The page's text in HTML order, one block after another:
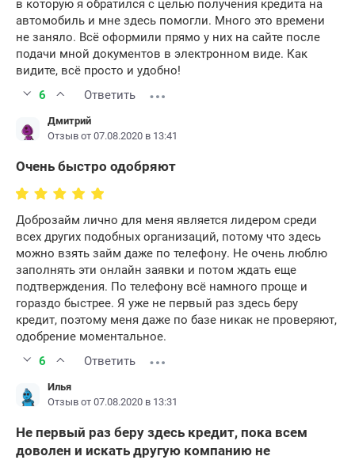
в которую я обратился с целью получения кредита на
автомобиль и мне здесь помогли. Много это времени
не заняло. Всё оформили прямо у них на сайте после
подачи мной документов в электронном виде. Как
видите, всё просто и удобно!
6
Ответить
Дмитрий
Отзыв от 07.08.2020 в 13:41
Очень быстро одобряют
Доброзайм лично для меня является лидером среди
всех других подобных организаций, потому что здесь
можно взять займ даже по телефону. Не очень люблю
заполнять эти онлайн заявки и потом ждать еще
подтверждения. По телефону всё намного проще и
гораздо быстрее. Я уже не первый раз здесь беру
кредит, поэтому меня даже по базе никак не проверяют,
одобрение моментальное.
6
Ответить
Илья
Отзыв от 07.08.2020 в 13:31
Не первый раз беру здесь кредит, пока всем
доволен и искать другую компанию не